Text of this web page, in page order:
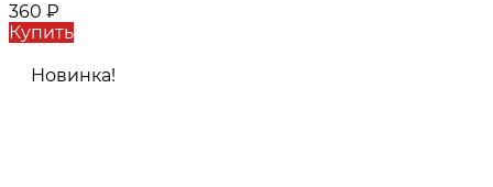
360 ₽
Купить
Новинка!